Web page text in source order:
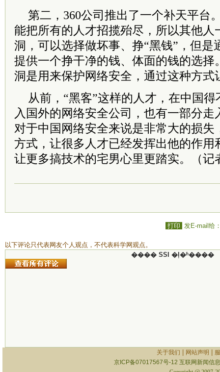
第二，360公司推出了一个补天平台
能把所有的人才招揽殆尽，所以其他人
洞，可以选择做坏事、挣“黑钱”，但是
提供一个挣干净的钱、体面的钱的选择
洞是用来保护网络安全，通过这种方式
从前，“黑客”这样的人才，在中国
入国外的网络安全公司，也有一部分走
对于中国网络安全来说是非常大的损失
方式，让很多人才已经发挥出他的作用
让更多搞技术的宅男心里更踏实。（记
打印 发E-mail给
以下评论只代表网友个人观点，不代表科学网观点。
���� SSI �ļ�ʱ����
关于我们 网站声明
京ICP备07017567号-12 互联网新闻信